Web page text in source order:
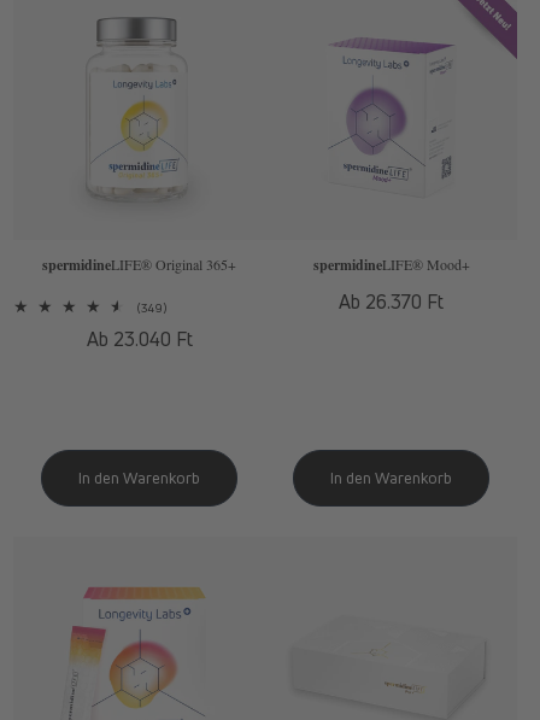
spermidineLIFE® Original 365+
(349)349
insgesamt
Normaler
Ab 23.040 Ft
spermidineLIFE® Mood+
Normaler
Ab 26.370 Ft